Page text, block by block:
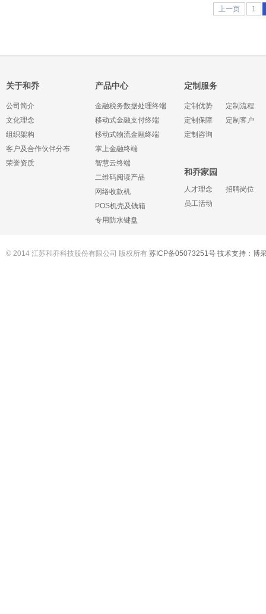
上一页 1
关于和乔
公司简介
文化理念
组织架构
客户及合作伙伴分布
荣誉资质
产品中心
金融税务数据处理终端
移动式金融支付终端
移动式物流金融终端
掌上金融终端
智慧云终端
二维码阅读产品
网络收款机
POS机壳及钱箱
专用防水键盘
定制服务
定制优势
定制流程
定制保障
定制客户
定制咨询
和乔家园
人才理念
招聘岗位
员工活动
© 2014 江苏和乔科技股份有限公司 版权所有 苏ICP备05073251号 技术支持： 博